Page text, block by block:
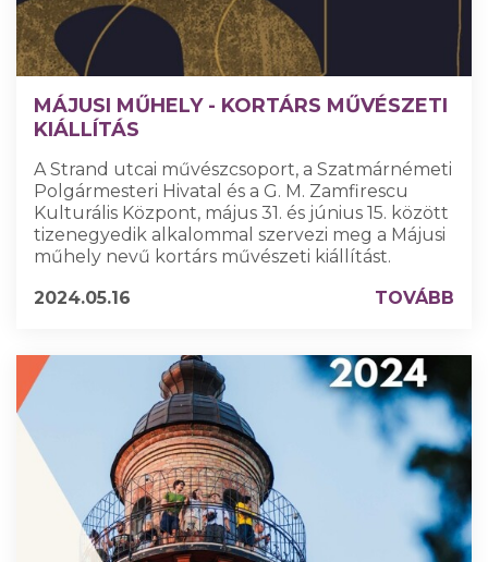
MÁJUSI MŰHELY - KORTÁRS MŰVÉSZETI
KIÁLLÍTÁS
A Strand utcai művészcsoport, a Szatmárnémeti
Polgármesteri Hivatal és a G. M. Zamfirescu
Kulturális Központ, május 31. és június 15. között
tizenegyedik alkalommal szervezi meg a Májusi
műhely nevű kortárs művészeti kiállítást.
2024.05.16
TOVÁBB